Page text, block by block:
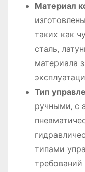
Материал
таких как
сталь‚
материала
Тип
ручными‚ с
типами